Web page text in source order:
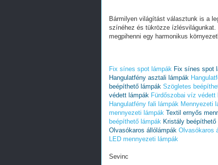
Bármilyen világítást választunk is a
színéhez és tükrözze
megpihenni egy harmonikus
Fix sínes spot lámpák Fix sínes spot
Hangulatfény asztali lámpák
beépíthető lámpák Szögletes
védett lámpák Fürdőszobai víz védett
Hangulatfény fali lámpák Mennyezeti
mennyezeti lámpák Textil ernyős
beépíthető lámpák Kristály beépíthető
Olvasókaros állólámpák Olvasókaros
LED mennyezeti lámpák
Sevinc